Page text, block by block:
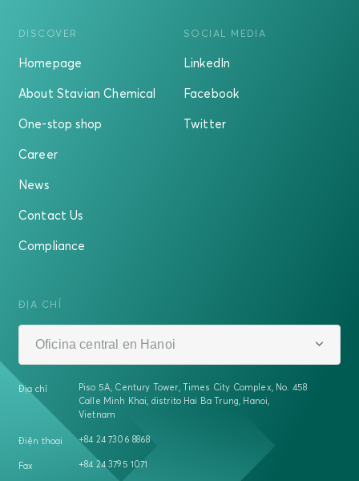
DISCOVER
Homepage
About Stavian Chemical
One-stop shop
Career
News
Contact Us
Compliance
SOCIAL MEDIA
LinkedIn
Facebook
Twitter
ĐỊA CHỈ
Oficina central en Hanoi
Địa chỉ
Piso 5A, Century Tower, Times City Complex, No. 458
Calle Minh Khai, distrito Hai Ba Trung, Hanoi,
Vietnam
Điện thoại +84 24 7306 8868
Fax +84 24 3795 1071